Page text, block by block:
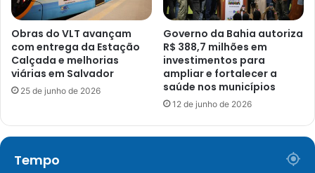
Obras do VLT avançam
com entrega da Estação
Calçada e melhorias
viárias em Salvador
25 de junho de 2026
Governo da Bahia autoriza
R$ 388,7 milhões em
investimentos para
ampliar e fortalecer a
saúde nos municípios
12 de junho de 2026
Tempo